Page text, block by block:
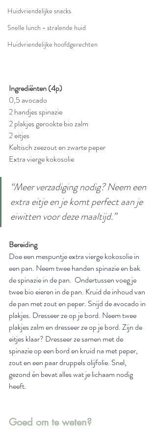
Huidvriendelijke snacks
Snelle lunch - stralende huid
Huidvriendelijke hoofdgerechten
Ingrediënten (4p)
0,5 avocado
2 handjes spinazie
2 plakjes gerookte bio zalm
2 eitjes
Keltisch zeezout en zwarte peper
Extra vierge kokosolie
“Meer verzadiging nodig? Neem een
extra eitje en je komt perfect aan je
eiwitten voor deze maaltijd.”
Bereiding
Doe een mespuntje extra vierge kokosolie in
een pan. Neem twee handen spinazie en bak
de spinazie in de pan.  Ondertussen voeg je
twee bio eieren in de pan. Kruid de inhoud van
de pan met zout en peper. Snijd de avocado in
plakjes. Dresseer ze op je bord. Neem twee
plakjes zalm en dresseer ze op je bord. Zijn de
eitjes klaar? Dresseer ze samen met de
spinazie op een bord en kruid na met peper,
zout en een paar druppels olijfolie. Snel,
gezond én bevat alles wat je lichaam nodig
heeft.
Goed om te weten?